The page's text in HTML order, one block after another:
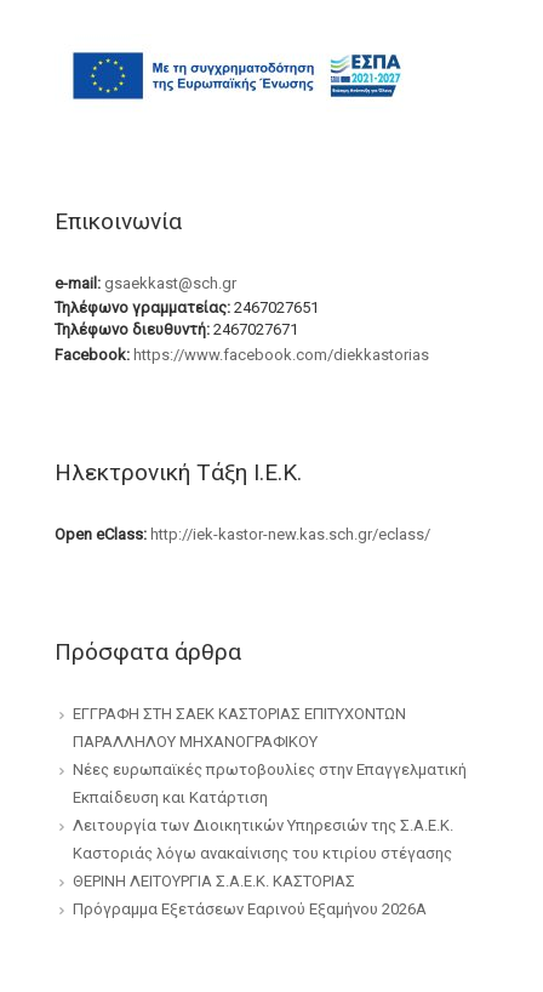
Επικοινωνία
e-mail: gsaekkast@sch.gr
Τηλέφωνο γραμματείας: 2467027651
Τηλέφωνο διευθυντή: 2467027671
Facebook: https://www.facebook.com/diekkastorias
Ηλεκτρονική Τάξη Ι.Ε.Κ.
Open eClass: http://iek-kastor-new.kas.sch.gr/eclass/
Πρόσφατα άρθρα
ΕΓΓΡΑΦΗ ΣΤΗ ΣΑΕΚ ΚΑΣΤΟΡΙΑΣ ΕΠΙΤΥΧΟΝΤΩΝ
ΠΑΡΑΛΛΗΛΟΥ ΜΗΧΑΝΟΓΡΑΦΙΚΟΥ
Νέες ευρωπαϊκές πρωτοβουλίες στην Επαγγελματική
Εκπαίδευση και Κατάρτιση
Λειτουργία των Διοικητικών Υπηρεσιών της Σ.Α.Ε.Κ.
Καστοριάς λόγω ανακαίνισης του κτιρίου στέγασης
ΘΕΡΙΝΗ ΛΕΙΤΟΥΡΓΙΑ Σ.Α.Ε.Κ. ΚΑΣΤΟΡΙΑΣ
Πρόγραμμα Εξετάσεων Εαρινού Εξαμήνου 2026Α